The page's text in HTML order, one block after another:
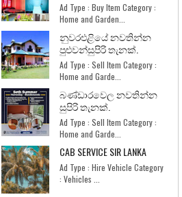
Ad Type : Buy Item Category :
Home and Garden...
නුවරඑළියේ නවතින්න
පුළුවන්සුපිරි තැනක්.
Ad Type : Sell Item Category :
Home and Garde...
බණ්ඩාරවෙල නවතින්න
සුපිරි තැනක්.
Ad Type : Sell Item Category :
Home and Garde...
CAB SERVICE SIR LANKA
Ad Type : Hire Vehicle Category
: Vehicles ...